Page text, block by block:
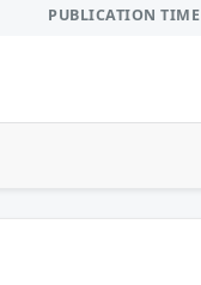
PUBLICATION TIME